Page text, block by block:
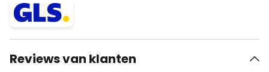
Reviews van klanten